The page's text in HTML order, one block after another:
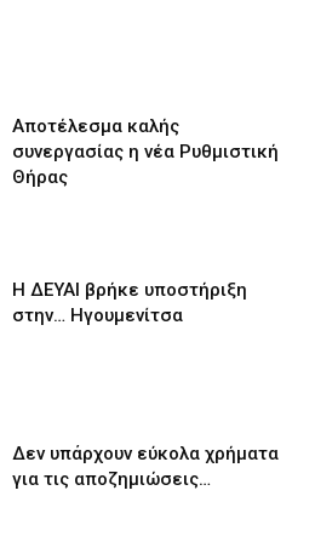
Αποτέλεσμα καλής
συνεργασίας η νέα Ρυθμιστική
Θήρας
Η ΔΕΥΑΙ βρήκε υποστήριξη
στην… Ηγουμενίτσα
Δεν υπάρχουν εύκολα χρήματα
για τις αποζημιώσεις…